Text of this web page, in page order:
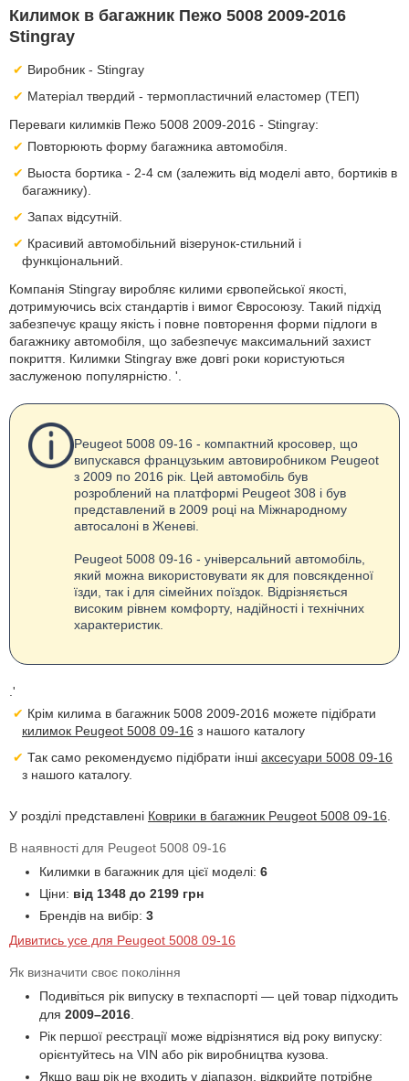
Килимок в багажник Пежо 5008 2009-2016
Stingray
Виробник - Stingray
Матеріал твердий - термопластичний еластомер (ТЕП)
Переваги килимків Пежо 5008 2009-2016 - Stingray:
Повторюють форму багажника автомобіля.
Выоста бортика - 2-4 см (залежить від моделі авто, бортиків в
багажнику).
Запах відсутній.
Красивий автомобільний візерунок-стильний і
функціональний.
Компанія Stingray виробляє килими єрвопейської якості,
дотримуючись всіх стандартів і вимог Євросоюзу. Такий підхід
забезпечує кращу якість і повне повторення форми підлоги в
багажнику автомобіля, що забезпечує максимальний захист
покриття. Килимки Stingray вже довгі роки користуються
заслуженою популярністю. '.
Peugeot 5008 09-16 - компактний кросовер, що
випускався французьким автовиробником Peugeot
з 2009 по 2016 рік. Цей автомобіль був
розроблений на платформі Peugeot 308 і був
представлений в 2009 році на Міжнародному
автосалоні в Женеві.
Peugeot 5008 09-16 - універсальний автомобіль,
який можна використовувати як для повсякденної
їзди, так і для сімейних поїздок. Відрізняється
високим рівнем комфорту, надійності і технічних
характеристик.
.'
Крім килима в багажник 5008 2009-2016 можете підібрати
килимок Peugeot 5008 09-16 з нашого каталогу
Так само рекомендуємо підібрати іншіаксесуари 5008 09-16
з нашого каталогу.
У розділі представлені Коврики в багажник Peugeot 5008 09-16
В наявності для Peugeot 5008 09-16
Килимки в багажник для цієї моделі: 6
Ціни: від 1348 до 2199 грн
Брендів на вибір: 3
Дивитись усе для Peugeot 5008 09-16
Як визначити своє покоління
Подивіться рік випуску в техпаспорті — цей товар підходить
для 2009–2016
Рік першої реєстрації може відрізнятися від року випуску:
орієнтуйтесь на VIN або рік виробництва кузова.
Якщо ваш рік не входить у діапазон, відкрийте потрібне